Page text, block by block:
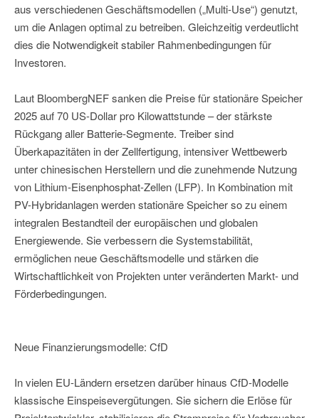
aus verschiedenen Geschäftsmodellen („Multi-Use“) genutzt,
um die Anlagen optimal zu betreiben. Gleichzeitig verdeutlicht
dies die Notwendigkeit stabiler Rahmenbedingungen für
Investoren.
Laut BloombergNEF sanken die Preise für stationäre Speicher
2025 auf 70 US-Dollar pro Kilowattstunde – der stärkste
Rückgang aller Batterie-Segmente. Treiber sind
Überkapazitäten in der Zellfertigung, intensiver Wettbewerb
unter chinesischen Herstellern und die zunehmende Nutzung
von Lithium-Eisenphosphat-Zellen (LFP). In Kombination mit
PV-Hybridanlagen werden stationäre Speicher so zu einem
integralen Bestandteil der europäischen und globalen
Energiewende. Sie verbessern die Systemstabilität,
ermöglichen neue Geschäftsmodelle und stärken die
Wirtschaftlichkeit von Projekten unter veränderten Markt- und
Förderbedingungen.
Neue Finanzierungsmodelle: CfD
In vielen EU-Ländern ersetzen darüber hinaus CfD-Modelle
klassische Einspeisevergütungen. Sie sichern die Erlöse für